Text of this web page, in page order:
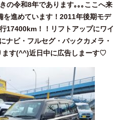
の令和8年であります｡｡｡ここへ来
を進めています！2011年後期モデ
17400km！！リフトアップにワイ
ナビ・フルセグ・バックカメラ・
す(^^)近日中に広告しまーす♡